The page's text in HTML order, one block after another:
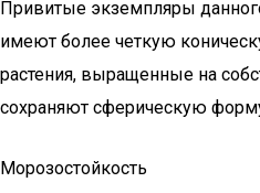
Привитые экземпляры
имеют более четкую
растения, выращенные на
сохраняют сферическую
Морозостойкость